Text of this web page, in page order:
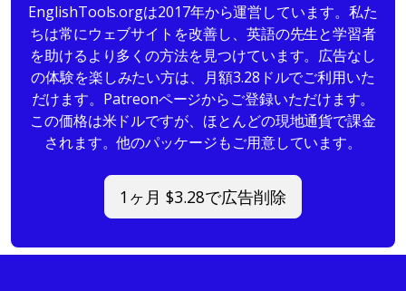
EnglishTools.orgは2017年から運営しています。私た
ちは常にウェブサイトを改善し、英語の先生と学習者
を助けるより多くの方法を見つけています。広告なし
の体験を楽しみたい方は、月額3.28ドルでご利用いた
だけます。Patreonページからご登録いただけます。
この価格は米ドルですが、ほとんどの現地通貨で課金
されます。他のパッケージもご用意しています。
1ヶ月 $3.28で広告削除